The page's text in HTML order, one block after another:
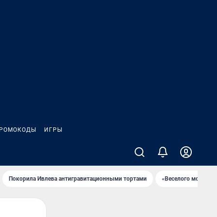
ИГРЫ
Покорила Ивлева антигравитационными тортами «Веселого